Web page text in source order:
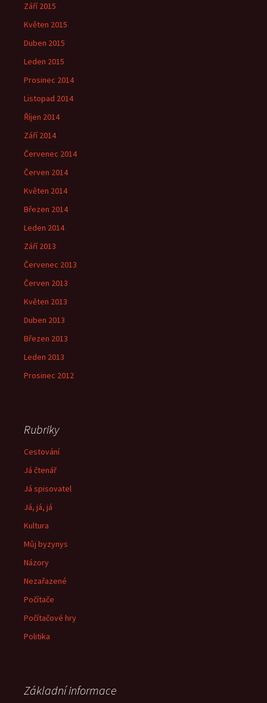
Září 2015
Květen 2015
Duben 2015
Leden 2015
Prosinec 2014
Listopad 2014
Říjen 2014
Září 2014
Červenec 2014
Červen 2014
Květen 2014
Březen 2014
Leden 2014
Září 2013
Červenec 2013
Červen 2013
Květen 2013
Duben 2013
Březen 2013
Leden 2013
Prosinec 2012
Rubriky
Cestování
Já čtenář
Já spisovatel
Já, já, já
Kultura
Můj byzynys
Názory
Nezařazené
Počítače
Počítačové hry
Politika
Základní informace